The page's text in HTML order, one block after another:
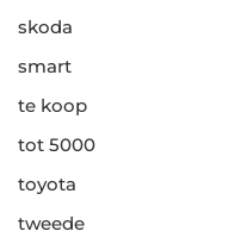
skoda
smart
te koop
tot 5000
toyota
tweede